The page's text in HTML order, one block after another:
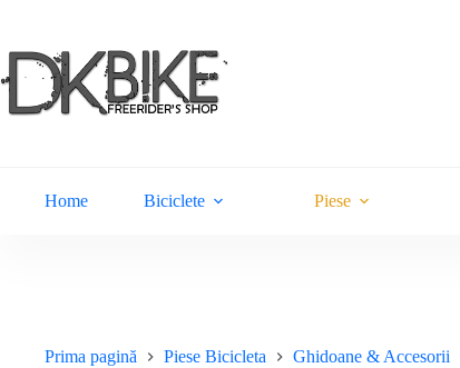
conținut
Home Biciclete Piese
Prima pagină Piese Bicicleta Ghidoane & Accesorii